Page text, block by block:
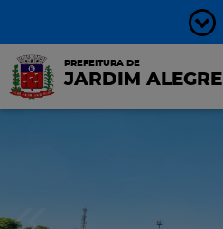
PREFEITURA DE
JARDIM ALEGRE